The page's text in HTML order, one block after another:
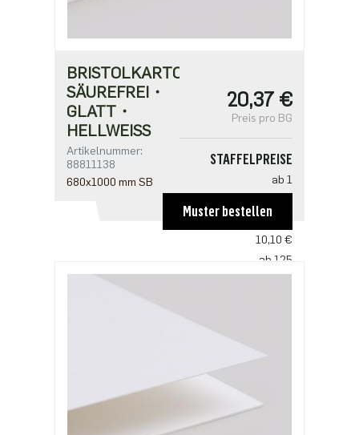
BRISTOLKARTON
SÄUREFREI・
GLATT・
HELLWEISS
Artikelnummer:
88811138
680x1000 mm SB
20,37 €
Preis pro BG
STAFFELPREISE
ab 1
ab 25
10,10 €
ab 125
Muster bestellen